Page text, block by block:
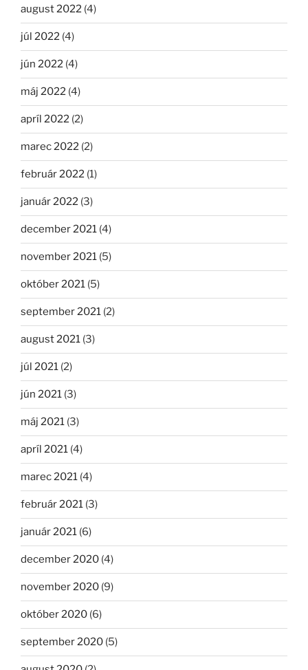
august 2022 (4)
júl 2022 (4)
jún 2022 (4)
máj 2022 (4)
apríl 2022 (2)
marec 2022 (2)
február 2022 (1)
január 2022 (3)
december 2021 (4)
november 2021 (5)
október 2021 (5)
september 2021 (2)
august 2021 (3)
júl 2021 (2)
jún 2021 (3)
máj 2021 (3)
apríl 2021 (4)
marec 2021 (4)
február 2021 (3)
január 2021 (6)
december 2020 (4)
november 2020 (9)
október 2020 (6)
september 2020 (5)